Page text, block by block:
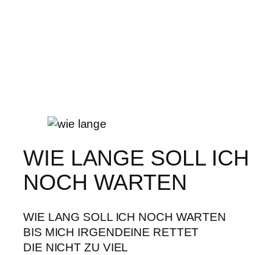
WIE LANGE SOLL ICH
NOCH WARTEN
WIE LANG SOLL ICH NOCH WARTEN
BIS MICH IRGENDEINE RETTET
DIE NICHT ZU VIEL